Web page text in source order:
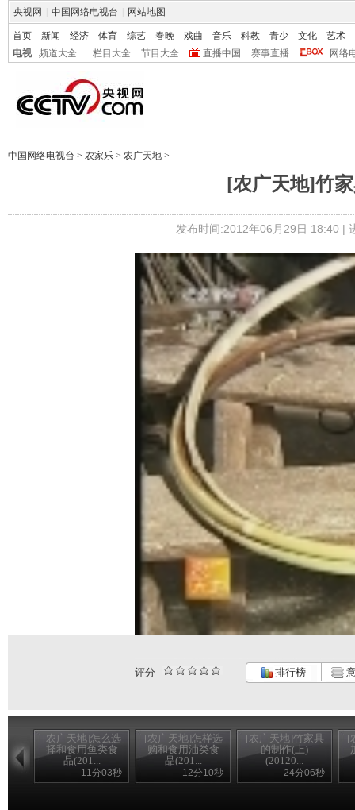
央视网 中国网络电视台 网站地图
首页 新闻 经济 体育 综艺 春晚 戏曲 音乐 科教 青少 文化
艺术
电视
频道大全 栏目大全 节目大全 直播中国 赛事直播 网络
中国网络电视台 > 农家乐 > 农广天地 >
[农广天地]竹
发布时间:2012年06月29日 18:40 |
评分 排行榜
[农广天地]怎么选
择和食用鱼类食
品(201...
11分03秒
[农广天地]怎样选
购和食用油类食
品(201...
12分10秒
[农广天地]竹家具
的制作(上)
(20120...
24分06秒
[